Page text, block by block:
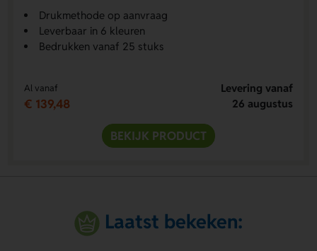
Drukmethode op aanvraag
Leverbaar in 6 kleuren
Bedrukken vanaf 25 stuks
Al vanaf
€ 139,48
Levering vanaf
26 augustus
BEKIJK PRODUCT
Laatst bekeken: